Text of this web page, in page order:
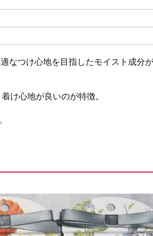
なつけ心地を目指したモイスト成分
け心地が良いのが特徴。